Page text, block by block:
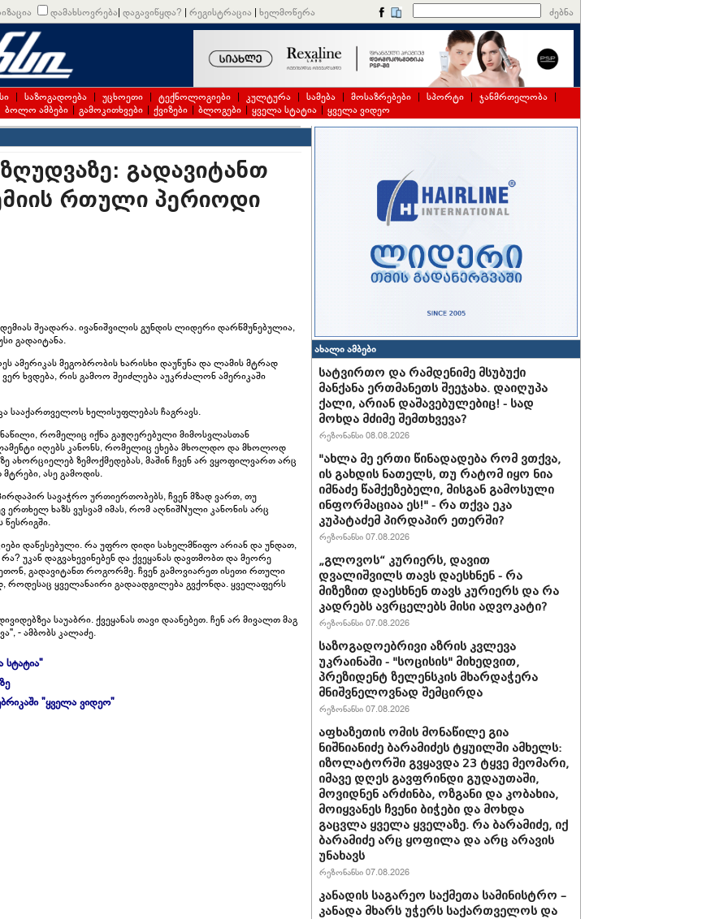
დამახსოვრება| დაგავიწყდა? | რეგისტრაცია | ხელმოწერა ძებნა
| საზოგადოება | უცხოეთი | ტექნოლოგიები | კულტურა | სამება | მოსაზრებები | სპორტი | ჯანმრთელობა |
ბოლო ამბები | გამოკითხვები | ქვიზები | ბლოგები | ყველა სტატია | ყველა ვიდეო
გადავიტანთ
რთული პერიოდი
შეადარა. ივანიშვილის გუნდის ლიდერი დარწმუნებულია,
გადაიტანა.
ამერიკას მეგობრობის ხარისხი დაუწუნა და ლამის მტრად
ხვდება, რის გამოო შეიძლება აუკრძალონ ამერიკაში
სააქართველოს ხელისუფლებას ჩაგრავს.
ნაწილი, რომელიც იქნა გაჟღერებული მიმოსვლასთან
იღებს კანონს, რომელიც ეხება მხოლდო და მხოლოდ
ახორციელებ ზემოქმედებას, მაშინ ჩვენ არ ვყოფილვართ არც
ასე გამოდის.
სავაჭრო ურთიერთობებს, ჩვენ მზად ვართ, თუ
ერთხელ ხაზს ვუსვამ იმას, რომ აღნიშNული კანონის არც
დაწესებული. რა უფრო დიდი სახელმწიფო არიან და უნდათ,
უკან დაგვახევინებენ და ქვეყანას დავთმობთ და მეორე
გადავიტანთ როგორმე. ჩვენ გამოვიარეთ ისეთი რთული
ყველანაირი გადაადგილება გვქონდა. ყველაფერს
საუაბრი. ქვეყანას თავი დაანებეთ. ჩენ არ მივალთ მაგ
- ამბობს კალაძე.
სტატია"
"ყველა ვიდეო"
ახალი ამბები
სატვირთო და რამდენიმე მსუბუქი
მანქანა ერთმანეთს შეეჯახა. დაიღუპა
ქალი, არიან დაშავებულებიც! - სად
მოხდა მძიმე შემთხვევა?
რეზონანსი 08.08.2026
"ახლა მე ერთი წინადადება რომ ვთქვა,
ის გახდის ნათელს, თუ რატომ იყო ნია
იმნაძე წამქეზებელი, მისგან გამოსული
ინფორმაციაა ეს!" - რა თქვა ეკა
კუპატაძემ პირდაპირ ეთერში?
რეზონანსი 07.08.2026
„გლოვოს“ კურიერს, დავით
დვალიშვილს თავს დაესხნენ - რა
მიზეზით დაესხნენ თავს კურიერს და რა
კადრებს ავრცელებს მისი ადვოკატი?
რეზონანსი 07.08.2026
საზოგადოებრივი აზრის კვლევა
უკრაინაში - "სოცისის" მიხედვით,
პრეზიდენტ ზელენსკის მხარდაჭერა
მნიშვნელოვნად შემცირდა
რეზონანსი 07.08.2026
აფხაზეთის ომის მონაწილე გია
ნიშნიანიძე ბარამიძეს ტყუილში ამხელს:
იზოლატორში გვყავდა 23 ტყვე მეომარი,
იმავე დღეს გავფრინდი გუდაუთაში,
მოვიდნენ არძინბა, ოზგანი და კობახია,
მოიყვანეს ჩვენი ბიჭები და მოხდა
გაცვლა ყველა ყველაზე. რა ბარამიძე, იქ
ბარამიძე არც ყოფილა და არც არავის
უნახავს
რეზონანსი 07.08.2026
კანადის საგარეო საქმეთა სამინისტრო –
კანადა მხარს უჭერს საქართველოს და